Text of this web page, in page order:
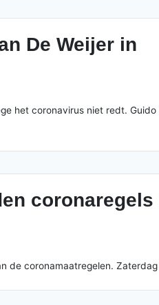
De Weijer in
het coronavirus niet redt.
coronaregels
coronamaatregelen.